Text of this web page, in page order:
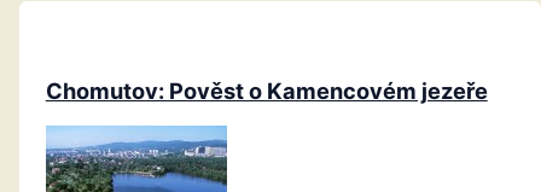
Chomutov: Pověst o Kamencovém jezeře